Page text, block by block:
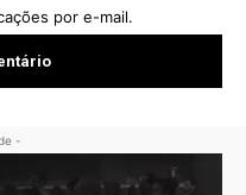
por e-mail.
-